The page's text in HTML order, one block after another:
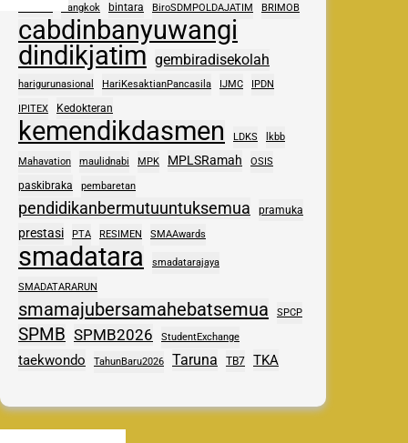
Bangkok bintara BiroSDMPOLDAJATIM BRIMOB
cabdinbanyuwangi
dindikjatim gembiradisekolah
harigurunasional HariKesaktianPancasila IJMC IPDN
IPITEX Kedokteran
kemendikdasmen LDKS lkbb
Mahavation maulidnabi MPK MPLSRamah OSIS
paskibraka pembaretan
pendidikanbermutuuntuksemua pramuka
prestasi PTA RESIMEN SMAAwards
smadatara smadatarajaya
SMADATARARUN
smamajubersamahebatsemua SPCP
SPMB SPMB2026 StudentExchange
taekwondo TahunBaru2026 Taruna TB7 TKA